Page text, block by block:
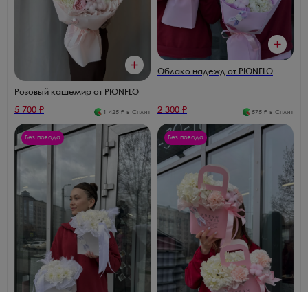
Розовый кашемир от PIONFLO
5 700 ₽ 1 425 ₽ в Сплит
Облако надежд от PIONFLO
2 300 ₽ 575 ₽ в Сплит
Без повода Без повода